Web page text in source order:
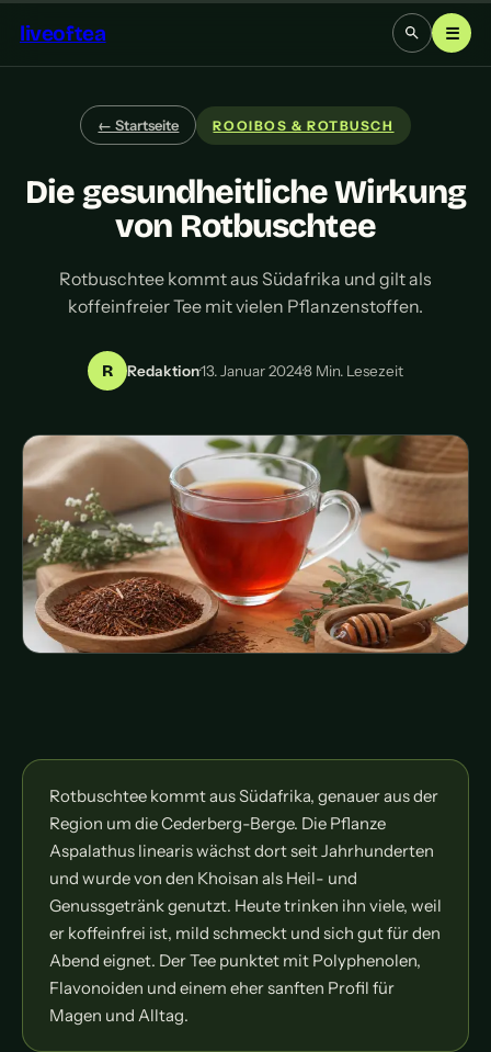
liveoftea ☰
← Startseite ROOIBOS & ROTBUSCH
Die gesundheitliche Wirkung
von Rotbuschtee
Rotbuschtee kommt aus Südafrika und gilt als
koffeinfreier Tee mit vielen Pflanzenstoffen.
R Redaktion·13. Januar 2024·8 Min. Lesezeit
Rotbuschtee kommt aus Südafrika, genauer aus der
Region um die Cederberg-Berge. Die Pflanze
Aspalathus linearis wächst dort seit Jahrhunderten
und wurde von den Khoisan als Heil- und
Genussgetränk genutzt. Heute trinken ihn viele, weil
er koffeinfrei ist, mild schmeckt und sich gut für den
Abend eignet. Der Tee punktet mit Polyphenolen,
Flavonoiden und einem eher sanften Profil für
Magen und Alltag.